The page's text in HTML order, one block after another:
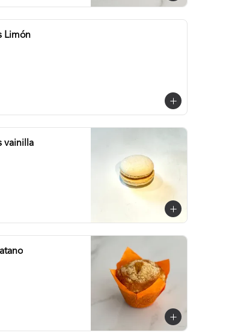
Limón
vainilla